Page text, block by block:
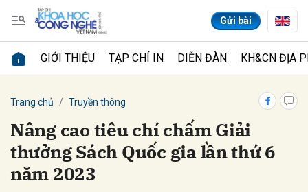
Gửi bài
GIỚI THIỆU TẠP CHÍ IN DIỄN ĐÀN KH&CN ĐỊA
Trang chủ Truyền thông
Nâng cao tiêu chí chấm Giải
thưởng Sách Quốc gia lần thứ 6
năm 2023
Gửi bình luận